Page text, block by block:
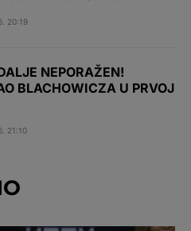
20:19
NEPORAŽEN!
BLACHOWICZA U PRVOJ
21:10